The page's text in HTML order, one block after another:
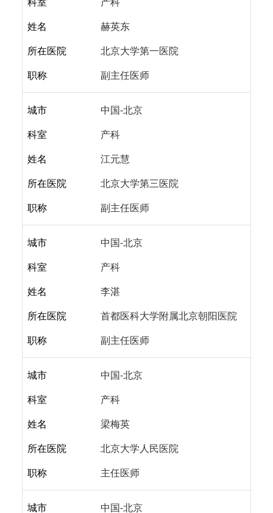
姓名
赫英东
所在医院
北京大学第一医院
职称
副主任医师
城市
中国-北京
科室
产科
姓名
江元慧
所在医院
北京大学第三医院
职称
副主任医师
城市
中国-北京
科室
产科
姓名
李湛
所在医院
首都医科大学附属北京朝阳医院
职称
副主任医师
城市
中国-北京
科室
产科
姓名
梁梅英
所在医院
北京大学人民医院
职称
主任医师
城市 中国-北京